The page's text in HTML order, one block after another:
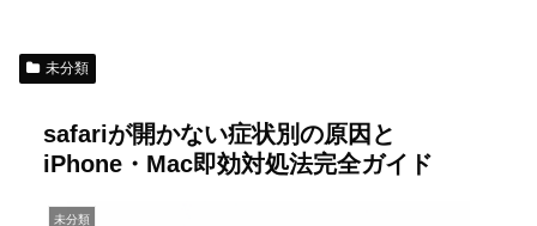
未分類
safariが開かない症状別の原因と
iPhone・Mac即効対処法完全ガイド
未分類